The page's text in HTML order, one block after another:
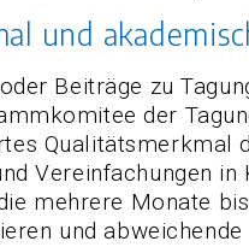
und
Beiträge zu
der
Qualitätsmerkmal
Vereinfachungen in
mehrere Monate
und